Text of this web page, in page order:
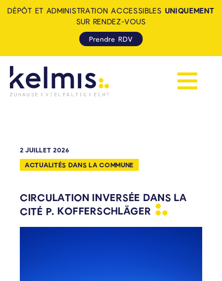
Afficher la
DÉPÔT ET ADMINISTRATION ACCESSIBLES UNIQUEMENT
SUR RENDEZ-VOUS
Prendre RDV
2 JUILLET 2026
ACTUALITÉS DANS LA COMMUNE
CIRCULATION INVERSÉE DANS LA
CITÉ P. KOFFERSCHLÄGER